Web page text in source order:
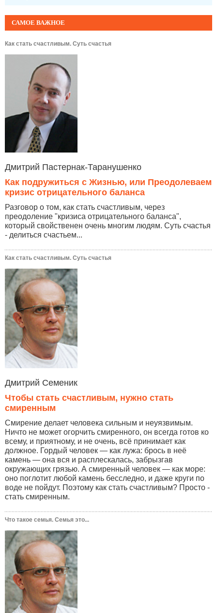
САМОЕ ВАЖНОЕ
Как стать счастливым. Суть счастья
Дмитрий Пастернак-Таранушенко
Как подружиться с Жизнью, или Преодолеваем
кризис отрицательного баланса
Разговор о том, как стать счастливым, через
преодоление "кризиса отрицательного баланса",
который свойственен очень многим людям. Суть счастья
- делиться счастьем...
Как стать счастливым. Суть счастья
Дмитрий Семеник
Чтобы стать счастливым, нужно стать
смиренным
Смирение делает человека сильным и неуязвимым.
Ничто не может огорчить смиренного, он всегда готов ко
всему, и приятному, и не очень, всё принимает как
должное. Гордый человек — как лужа: брось в неё
камень — она вся и расплескалась, забрызгав
окружающих грязью. А смиренный человек — как море:
оно поглотит любой камень бесследно, и даже круги по
воде не пойдут. Поэтому как стать счастливым? Просто -
стать смиренным.
Что такое семья. Семья это...